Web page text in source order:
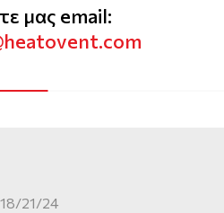
μας email:
21/24